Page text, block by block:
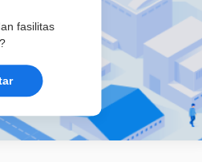
fasilitas